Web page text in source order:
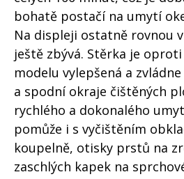
bohatě postačí na umytí
Na displeji ostatně rovnou
ještě zbývá. Stěrka je
modelu vylepšená a
a spodní okraje čištěných
rychlého a dokonalého
pomůže i s vyčištěním
koupelně, otisky prstů na
zaschlých kapek na